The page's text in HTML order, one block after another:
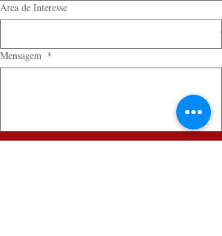
Área de Interesse
Mensagem *